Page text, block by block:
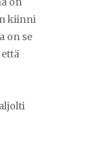
kiinni
on se